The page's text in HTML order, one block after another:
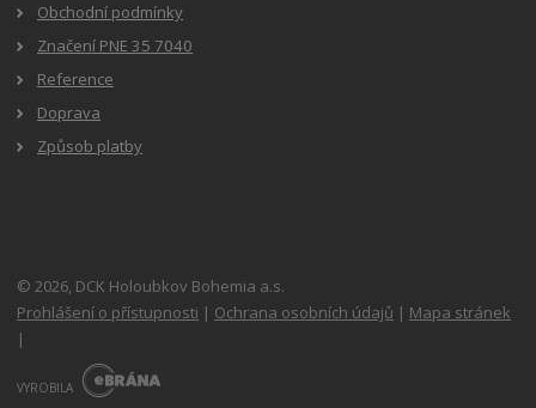
Obchodní podmínky
Značení PNE 35 7040
Reference
Doprava
Způsob platby
© 2026, DCK Holoubkov Bohemia a.s.
Prohlášení o přístupnosti | Ochrana osobních údajů | Mapa stránek
|
VYROBILA